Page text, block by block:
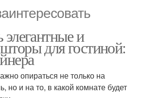
и
для гостиной:
опираться не только на
но и на то, в какой комнате будет